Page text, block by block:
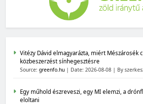
Vitézy Dávid elmagyarázta, miért Mészárosék
közbeszerzést sínhegesztésre
Source: greenfo.hu Date: 2026-08-08 By
Egy műhold észreveszi, egy MI elemzi, a
eloltani